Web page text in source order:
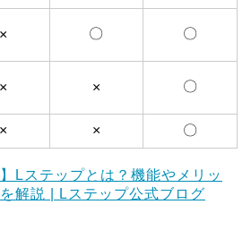
× 〇 〇
× × 〇
× × 〇
】Lステップとは？機能やメリッ
解説 | Lステップ公式ブログ